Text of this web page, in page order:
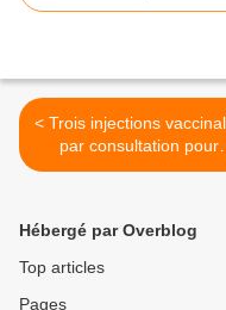
< Trois injections vaccinales
par consultation pour
booster l'adhésion des
Hébergé par Overblog
Top articles
Pages